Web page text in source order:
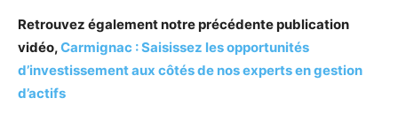
Retrouvez également notre précédente publication
vidéo,Carmignac : Saisissez les opportunités
d’investissement aux côtés de nos experts en gestion
d’actifs